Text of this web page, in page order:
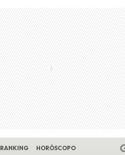
RANKING HORÓSCOPO